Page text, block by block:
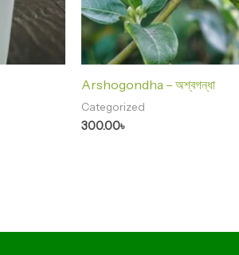
Arshogondha – অশ্বগন্ধা
Categorized
300.00৳